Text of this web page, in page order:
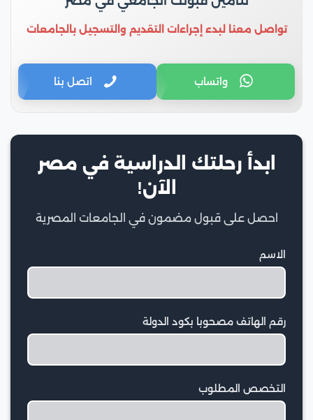
تواصل معنا لبدء إجراءات التقديم والتسجيل بالجامعات
واتساب اتصل بنا
ابدأ رحلتك الدراسية في مصر
الآن!
احصل على قبول مضمون في الجامعات المصرية
الاسم
رقم الهاتف مصحوبا بكود الدولة
التخصص المطلوب